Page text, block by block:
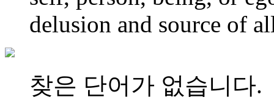
delusion and source of
찾은 단어가 없습니다.